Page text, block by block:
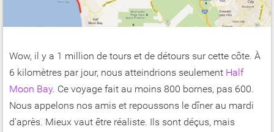
Wow, il y a 1 million de tours et de détours sur cette côte. À
6 kilomètres par jour, nous atteindrions seulement Half
Moon Bay. Ce voyage fait au moins 800 bornes, pas 600.
Nous appelons nos amis et repoussons le dîner au mardi
d'après. Mieux vaut être réaliste. Ils sont déçus, mais